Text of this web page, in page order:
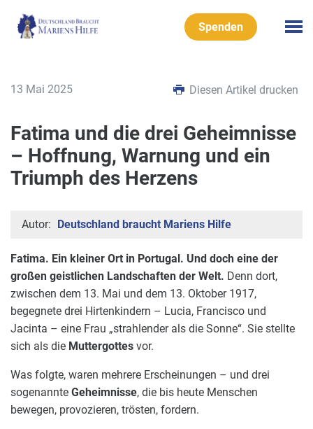
Spenden
13 Mai 2025 Diesen Artikel drucken
Fatima und die drei Geheimnisse
– Hoffnung, Warnung und ein
Triumph des Herzens
Autor: Deutschland braucht Mariens Hilfe
Fatima. Ein kleiner Ort in Portugal. Und doch eine der
großen geistlichen Landschaften der Welt. Denn dort,
zwischen dem 13. Mai und dem 13. Oktober 1917,
begegnete drei Hirtenkindern – Lucia, Francisco und
Jacinta – eine Frau „strahlender als die Sonne“. Sie stellte
sich als die Muttergottes vor.
Was folgte, waren mehrere Erscheinungen – und drei
sogenannte Geheimnisse, die bis heute Menschen
bewegen, provozieren, trösten, fordern.